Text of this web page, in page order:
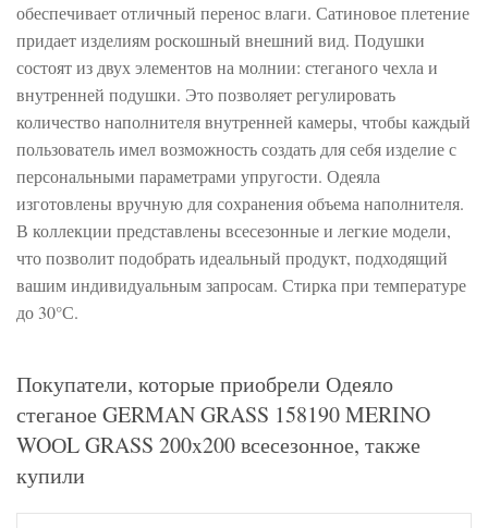
обеспечивает отличный перенос влаги. Сатиновое плетение
придает изделиям роскошный внешний вид. Подушки
состоят из двух элементов на молнии: стеганого чехла и
внутренней подушки. Это позволяет регулировать
количество наполнителя внутренней камеры, чтобы каждый
пользователь имел возможность создать для себя изделие с
персональными параметрами упругости. Одеяла
изготовлены вручную для сохранения объема наполнителя.
В коллекции представлены всесезонные и легкие модели,
что позволит подобрать идеальный продукт, подходящий
вашим индивидуальным запросам. Стирка при температуре
до 30°С.
Покупатели, которые приобрели Одеяло
стеганое GERMAN GRASS 158190 MERINO
WOОL GRASS 200x200 всесезонное, также
купили